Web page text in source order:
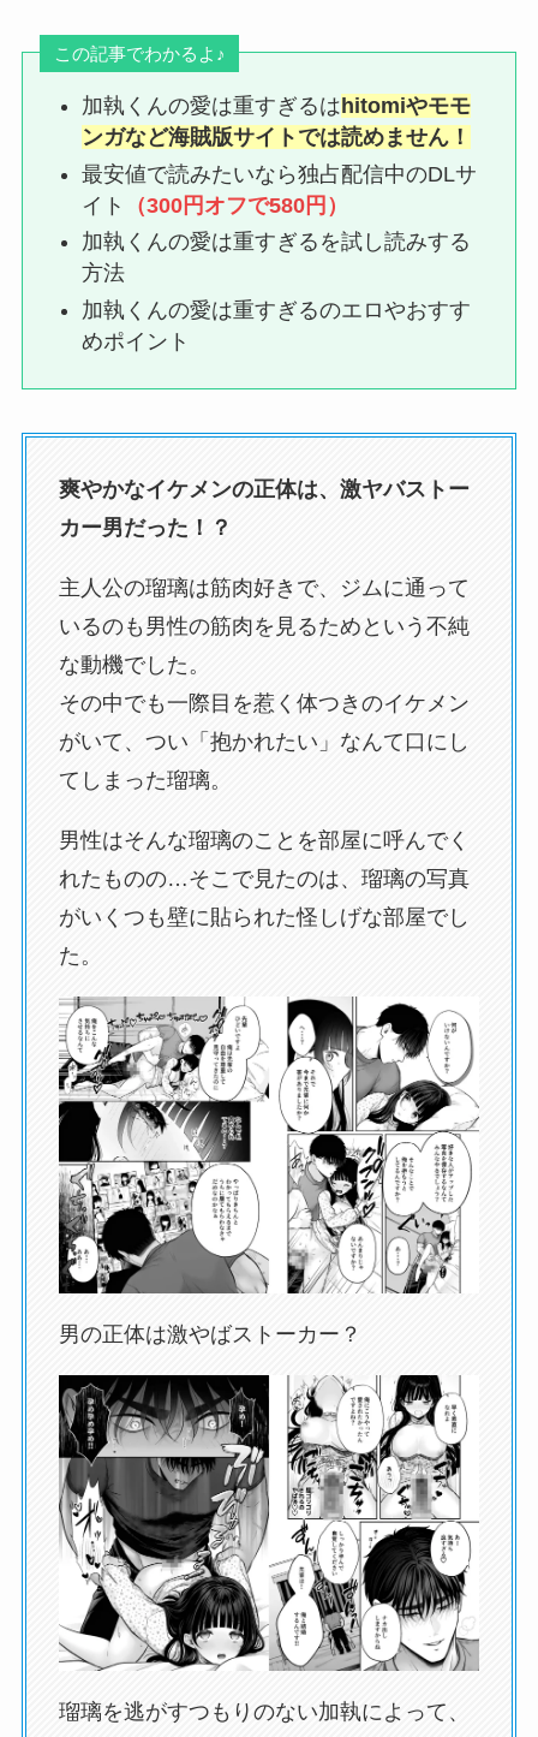
この記事でわかるよ♪
加執くんの愛は重すぎるは hitomiやモモ
ンガなど海賊版サイトでは読めません！
最安値で読みたいなら独占配信中のDLサ
イト
（300円オフで580 円）
加執くんの愛は重すぎるを試し読みする
方法
加執くんの愛は重すぎるのエロやおすす
めポイント
爽やかなイケメンの正体は、激ヤバストー
カー男だった！？
主人公の瑠璃は筋肉好きで、ジムに通って
いるのも男性の筋肉を見るためという不純
な動機でした。
その中でも一際目を惹く体つきのイケメン
がいて、つい「抱かれたい」なんて口にし
てしまった瑠璃。
男性はそんな瑠璃のことを部屋に呼んでく
れたものの…そこで見たのは、瑠璃の写真
がいくつも壁に貼られた怪しげな部屋でし
た。
男の正体は激やばストーカー？
瑠璃を逃がすつもりのない加執によって、